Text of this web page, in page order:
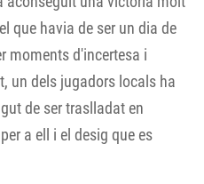
que havia de ser un dia de
moments d'incertesa i
un dels jugadors locals ha
de ser traslladat en
a ell i el desig que es